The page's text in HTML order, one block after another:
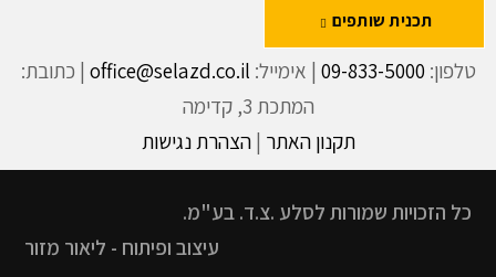
תכנית שותפים
טלפון:09-833-5000 | אימייל: office@selazd.co.il | כתובת:
המתכת 3, קדימה
תקנון האתר |הצהרת נגישות
כל הזכויות שמורות לסלע .צ.ד. בע"מ.
עיצוב ופיתוח - ליאור מזור